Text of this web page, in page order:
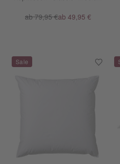
ab 79,95 €ab 49,95 €